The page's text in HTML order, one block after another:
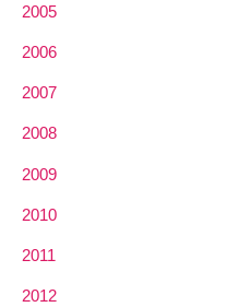
2005
2006
2007
2008
2009
2010
2011
2012